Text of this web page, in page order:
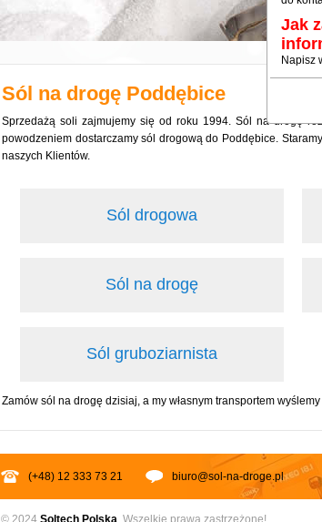
Sól na drogę Poddębice
Sprzedażą soli zajmujemy się od roku 1994. Sól na drogę
powodzeniem dostarczamy sól drogową do Poddębice.
naszych Klientów.
Sól drogowa
Sól na drogę
Sól gruboziarnista
Zamów sól na drogę dzisiaj, a my własnym transportem
(+48) 12 333 73 21 biuro@sol-na-droge.pl
© 2024 Soltech Polska . Wszelkie prawa zastrzeżone!
Jak
Napisz